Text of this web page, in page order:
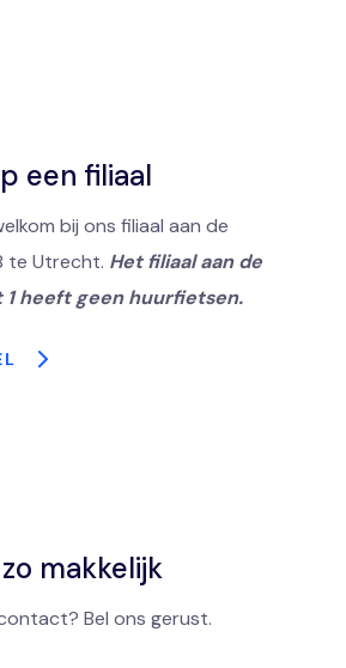
een filiaal
bij ons filiaal aan de
te Utrecht. Het filiaal aan de
heeft geen huurfietsen.
makkelijk
Bel ons gerust.